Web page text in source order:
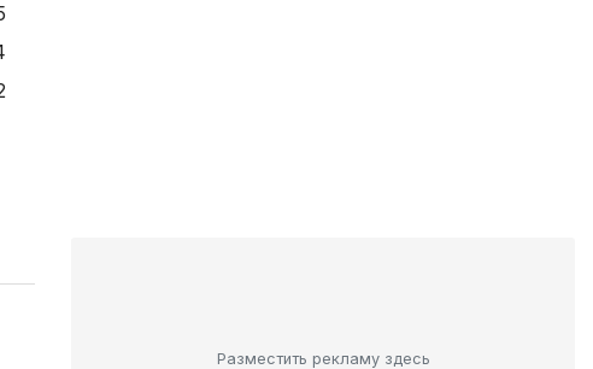
Разместить рекламу здесь